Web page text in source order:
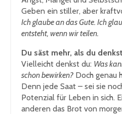
Geben ein stiller, aber
Ich glaube an das Gute. Ich
entsteht, wenn wir teilen.
Du säst mehr, als du denkst
Vielleicht denkst du: Was
schon bewirken? Doch genau
Denn jede Saat – sei sie
Potenzial für Leben in sich.
anderen das Brot von